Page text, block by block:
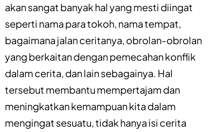
akan sangat banyak hal yang mesti diingat
seperti nama para tokoh, nama tempat,
bagaimana jalan ceritanya, obrolan-obrolan
yang berkaitan dengan pemecahan konflik
dalam cerita, dan lain sebagainya. Hal
tersebut membantu mempertajam dan
meningkatkan kemampuan kita dalam
mengingat sesuatu, tidak hanya isi cerita